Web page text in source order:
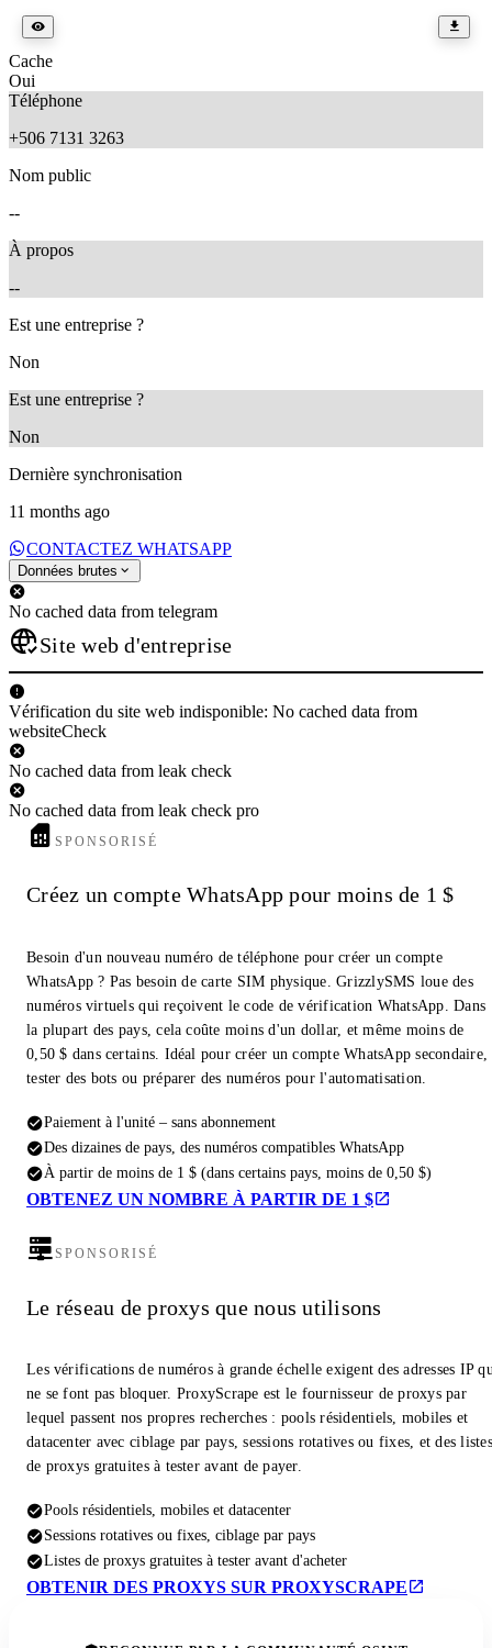
Cache
Oui
Téléphone
+506 7131 3263
Nom public
--
À propos
--
Est une entreprise ?
Non
Est une entreprise ?
Non
Dernière synchronisation
11 months ago
CONTACTEZ WHATSAPP
Données brutes
No cached data from telegram
Site web d'entreprise
Vérification du site web indisponible: No cached data from
websiteCheck
No cached data from leak check
No cached data from leak check pro
SPONSORISÉ
Créez un compte WhatsApp pour moins de 1 $
Besoin d'un nouveau numéro de téléphone pour créer un compte
WhatsApp ? Pas besoin de carte SIM physique. GrizzlySMS loue des
numéros virtuels qui reçoivent le code de vérification WhatsApp. Dans
la plupart des pays, cela coûte moins d'un dollar, et même moins de
0,50 $ dans certains. Idéal pour créer un compte WhatsApp secondaire,
tester des bots ou préparer des numéros pour l'automatisation.
Paiement à l'unité – sans abonnement
Des dizaines de pays, des numéros compatibles WhatsApp
À partir de moins de 1 $ (dans certains pays, moins de 0,50 $)
OBTENEZ UN NOMBRE À PARTIR DE 1 $
SPONSORISÉ
Le réseau de proxys que nous utilisons
Les vérifications de numéros à grande échelle exigent des adresses IP
ne se font pas bloquer. ProxyScrape est le fournisseur de proxys par
lequel passent nos propres recherches : pools résidentiels, mobiles et
datacenter avec ciblage par pays, sessions rotatives ou fixes, et des listes
de proxys gratuites à tester avant de payer.
Pools résidentiels, mobiles et datacenter
Sessions rotatives ou fixes, ciblage par pays
Listes de proxys gratuites à tester avant d'acheter
OBTENIR DES PROXYS SUR PROXYSCRAPE